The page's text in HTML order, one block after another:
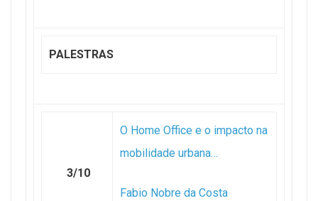
PALESTRAS
3/10
O Home Office e o impacto na
mobilidade urbana…
Fabio Nobre da Costa